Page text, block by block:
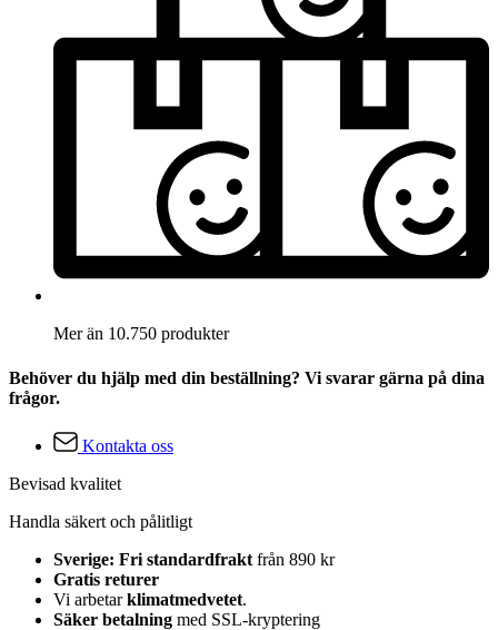
Mer än 10.750 produkter
Behöver du hjälp med din beställning? Vi svarar gärna på dina
frågor.
Kontakta oss
Bevisad kvalitet
Handla säkert och pålitligt
Sverige: Fri standardfrakt från 890 kr
Gratis returer
Vi arbetarklimatmedvetet.
Säker betalning med SSL-kryptering